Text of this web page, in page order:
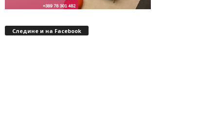
Следине и на Facebook